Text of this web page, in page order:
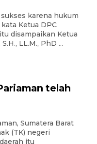
karena hukum
Ketua DPC
disampaikan Ketua
LL.M., PhD ...
telah
Sumatera Barat
(TK) negeri
itu